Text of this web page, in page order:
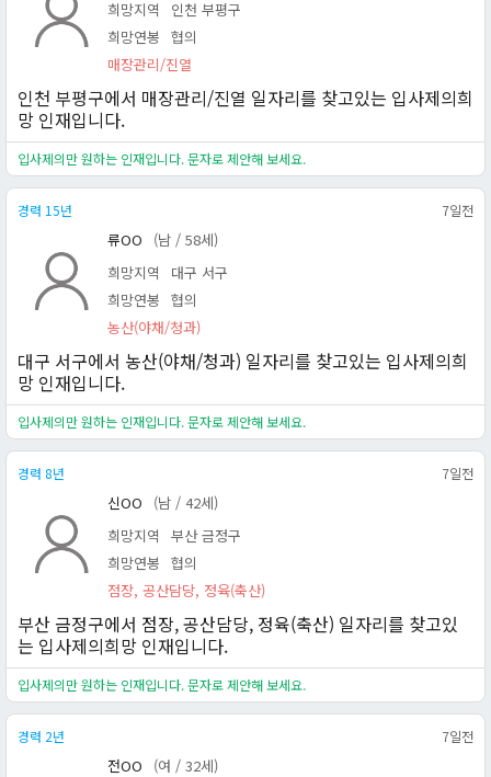
희망지역
인천 부평구
희망연봉 협의
매장관리/진열
인천 부평구에서 매장관리/진열 일자리를 찾고있는 입사제의희
망 인재입니다.
입사제의만 원하는 인재입니다. 문자로 제안해 보세요.
경력 15년 7일전
류OO
(남 / 58세)
희망지역
대구 서구
희망연봉 협의
농산(야채/청과)
대구 서구에서 농산(야채/청과) 일자리를 찾고있는 입사제의희
망 인재입니다.
입사제의만 원하는 인재입니다. 문자로 제안해 보세요.
경력 8년 7일전
신OO
(남 / 42세)
희망지역
부산 금정구
희망연봉 협의
점장, 공산담당, 정육(축산)
부산 금정구에서 점장, 공산담당, 정육(축산) 일자리를 찾고있
는 입사제의희망 인재입니다.
입사제의만 원하는 인재입니다. 문자로 제안해 보세요.
경력 2년 7일전
전OO
(여 / 32세)